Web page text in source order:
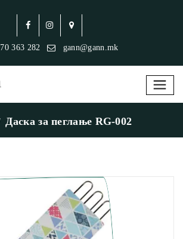
363 282 gann@gann.mk
Даска за пеглање RG-002